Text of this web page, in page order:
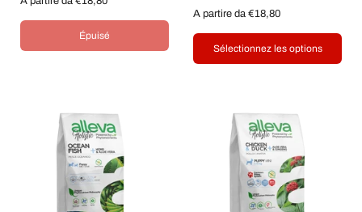
Épuisé
A partire da €18,80
Sélectionnez les options